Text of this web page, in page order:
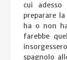
cui
preparare
ha o non
farebbe
spagnolo